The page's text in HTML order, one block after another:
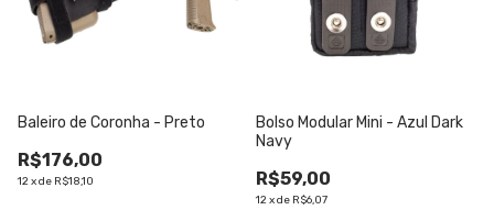
Baleiro de Coronha - Preto
R$176,00
12xde R$18,10
Bolso Modular Mini - Azul Dark
Navy
R$59,00
12xde R$6,07